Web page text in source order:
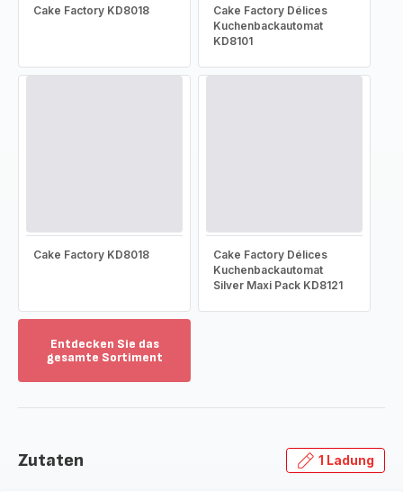
Cake Factory KD8018
Cake Factory Délices
Kuchenbackautomat
KD8101
Cake Factory KD8018
Cake Factory Délices
Kuchenbackautomat
Silver Maxi Pack KD8121
Entdecken Sie das
gesamte Sortiment
das
Zutaten 1 Ladung